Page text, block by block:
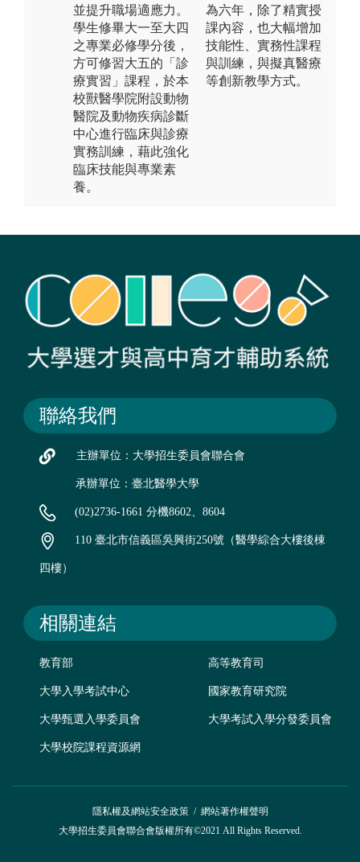
並提升職場適應力。
學生修畢大一至大四
之專業必修學分後，
方可修習大五的「診
療實習」課程，於本
校獸醫學院附設動物
醫院及動物疾病診斷
中心進行臨床與診療
實務訓練，藉此強化
臨床技能與專業素
養。
為六年，除了精實授
課內容，也大幅增加
技能性、實務性課程
與訓練，與擬真醫療
等創新教學方式。
聯絡我們
主辦單位：大學招生委員會聯合會
承辦單位：臺北醫學大學
(02)2736-1661 分機8602、8604
110 臺北市信義區吳興街250號（醫學綜合大樓後棟
四樓）
相關連結
教育部 高等教育司
大學入學考試中心 國家教育研究院
大學甄選入學委員會 大學考試入學分發委員會
大學校院課程資源網
隱私權及網站安全政策/ 網站著作權聲明
大學招生委員會聯合會版權所有©2021 All Rights Reserved.